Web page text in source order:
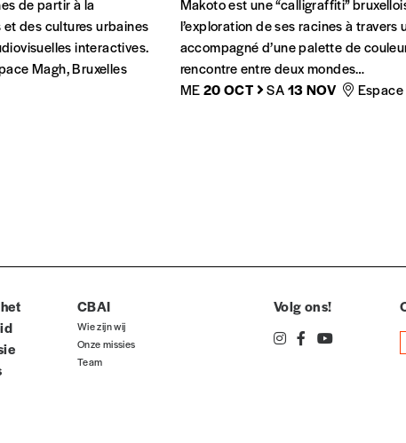
de partir à la
des cultures urbaines
interactives.
Magh, Bruxelles
Makoto est une “calligraffiti”
l’exploration de ses racines à
accompagné d’une palette de
rencontre entre deux mondes…
ME20 OCT SA13 NOV
CBAI
Wie zijn wij
Onze missies
Team
Volg ons!